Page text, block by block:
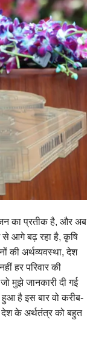
का प्रतीक है, और अब
से आगे बढ़ रहा है, कृषि
की अर्थव्यवस्था, देश
हर परिवार की
मुझे जानकारी दी गई
हुआ है इस बार वो करीब-
देश के अर्थतंत्र को बहुत